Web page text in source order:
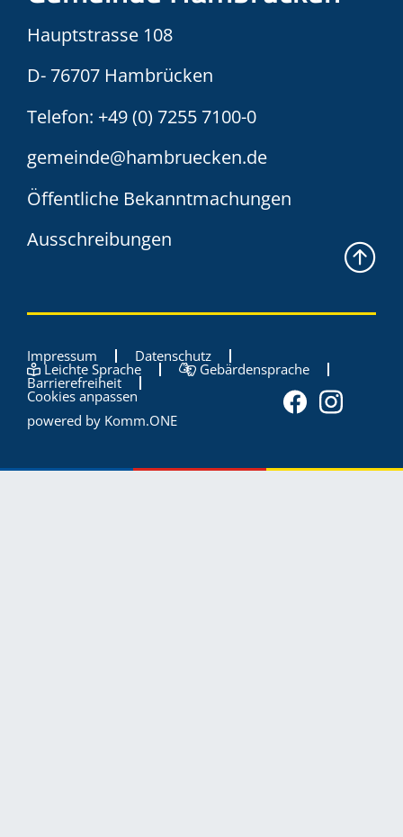
Hauptstrasse 108
D- 76707 Hambrücken
Telefon: +49 (0) 7255 7100-0
gemeinde@hambruecken.de
Öffentliche Bekanntmachungen
Ausschreibungen
Impressum Datenschutz
Leichte Sprache Gebärdensprache
Barrierefreiheit
Cookies anpassen
powered by Komm.ONE